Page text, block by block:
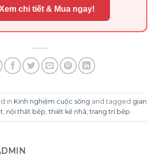
chi tiết & Mua ngay!
in Kinh nghiệm cuộc sống and tagged gian
, nội thất bếp,thiết kế nhà,trang trí bếp.